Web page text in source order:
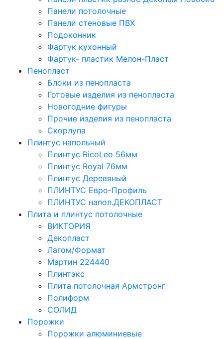
Панели потолочные
Панели стеновые ПВХ
Подоконник
Фартук кухонный
Фартук- пластик Мелон-Пласт
Пенопласт
Блоки из пенопласта
Готовые изделия из пенопласта
Новогодние фигуры
Прочие изделия из пенопласта
Скорлупа
Плинтус напольный
Плинтус RicoLeo 56мм
Плинтус Royal 76мм
Плинтус Деревяный
ПЛИНТУС Евро-Профиль
ПЛИНТУС напол.ДЕКОПЛАСТ
Плита и плинтус потолочные
ВИКТОРИЯ
Декопласт
Лагом/Формат
Мартин 224440
Плинтэкс
Плита потолочная Армстронг
Полиформ
СОЛИД
Порожки
Порожки алюминиевые